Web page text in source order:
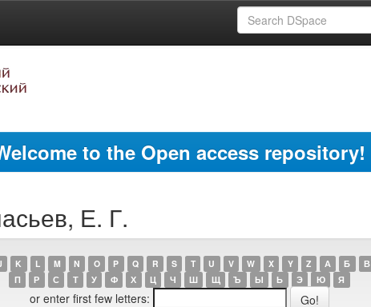
to the Open access repository!
Е. Г.
K L M N O P Q R S T U V W X Y Z А Б В
П
Р С Т У Ф Х Ц Ч Ш Щ Ъ Ы Ь Э Ю Я
or enter first few letters: